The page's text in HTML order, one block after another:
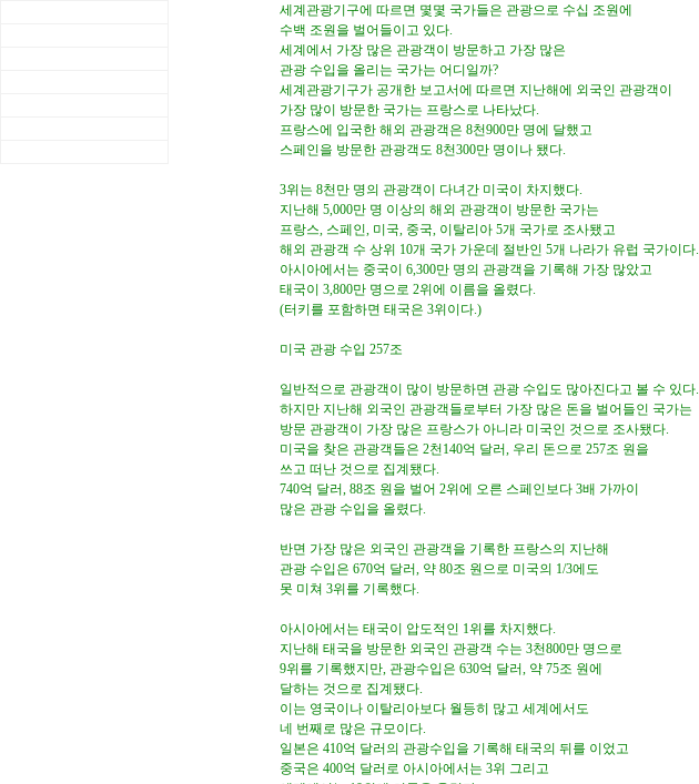
세계관광기구에 따르면 몇몇 국가들은 관광으로 수십 조원에
수백 조원을 벌어들이고 있다.
세계에서 가장 많은 관광객이 방문하고 가장 많은
관광 수입을 올리는 국가는 어디일까?
세계관광기구가 공개한 보고서에 따르면 지난해에 외국인 관광객이
가장 많이 방문한 국가는 프랑스로 나타났다.
프랑스에 입국한 해외 관광객은 8천900만 명에 달했고
스페인을 방문한 관광객도 8천300만 명이나 됐다.
3위는 8천만 명의 관광객이 다녀간 미국이 차지했다.
지난해 5,000만 명 이상의 해외 관광객이 방문한 국가는
프랑스, 스페인, 미국, 중국, 이탈리아 5개 국가로 조사됐고
해외 관광객 수 상위 10개 국가 가운데 절반인 5개 나라가 유럽 국가이다.
아시아에서는 중국이 6,300만 명의 관광객을 기록해 가장 많았고
태국이 3,800만 명으로 2위에 이름을 올렸다.
(터키를 포함하면 태국은 3위이다.)
미국 관광 수입 257조
일반적으로 관광객이 많이 방문하면 관광 수입도 많아진다고 볼 수 있다.
하지만 지난해 외국인 관광객들로부터 가장 많은 돈을 벌어들인 국가는
방문 관광객이 가장 많은 프랑스가 아니라 미국인 것으로 조사됐다.
미국을 찾은 관광객들은 2천140억 달러, 우리 돈으로 257조 원을
쓰고 떠난 것으로 집계됐다.
740억 달러, 88조 원을 벌어 2위에 오른 스페인보다 3배 가까이
많은 관광 수입을 올렸다.
반면 가장 많은 외국인 관광객을 기록한 프랑스의 지난해
관광 수입은 670억 달러, 약 80조 원으로 미국의 1/3에도
못 미쳐 3위를 기록했다.
아시아에서는 태국이 압도적인 1위를 차지했다.
지난해 태국을 방문한 외국인 관광객 수는 3천800만 명으로
9위를 기록했지만, 관광수입은 630억 달러, 약 75조 원에
달하는 것으로 집계됐다.
이는 영국이나 이탈리아보다 월등히 많고 세계에서도
네 번째로 많은 규모이다.
일본은 410억 달러의 관광수입을 기록해 태국의 뒤를 이었고
중국은 400억 달러로 아시아에서는 3위 그리고